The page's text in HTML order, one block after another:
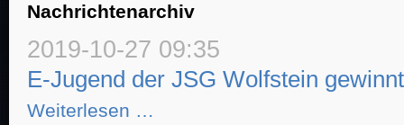
Nachrichtenarchiv
2019-10-27 09:35
E-Jugend der JSG Wolfstein
Weiterlesen …